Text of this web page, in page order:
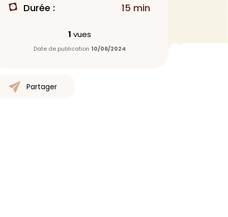
MAQUILLAGE
Fond de teint
Démaquillant
Poudre visage
Durée : 15 min
1 vues
Date de publication 10/06/2024
Partager